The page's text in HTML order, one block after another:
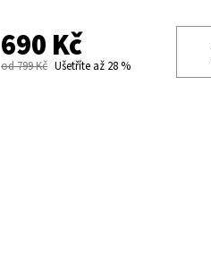
690 Kč
od 799 Kč Ušetříte až 28 %